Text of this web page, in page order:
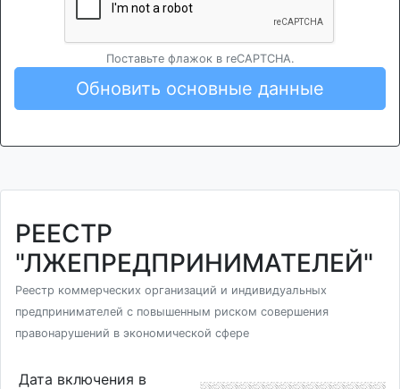
Поставьте флажок в reCAPTCHA.
Обновить основные данные
РЕЕСТР
"ЛЖЕПРЕДПРИНИМАТЕЛЕЙ"
Реестр коммерческих организаций и индивидуальных
предпринимателей с повышенным риском совершения
правонарушений в экономической сфере
Дата включения в